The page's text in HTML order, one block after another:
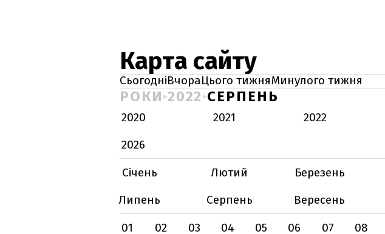
Карта сайту
СьогодніВчораЦього тижняМинулого тижня
РОКИ 2022 СЕРПЕНЬ
2020 2021 2022
2026
Січень
Лютий Березень
Липень
Серпень Вересень
01
02 03 04 05 06 07 08